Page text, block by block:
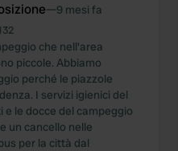
—9 mesi fa
che nell'area
piccole. Abbiamo
perché le piazzole
I servizi igienici del
le docce del campeggio
un cancello nelle
per la città dal